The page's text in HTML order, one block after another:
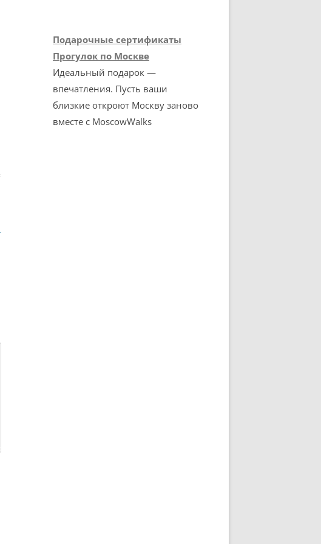
Подарочные сертификаты
Прогулок по Москве
Идеальный подарок —
впечатления. Пусть ваши
близкие откроют Москву заново
вместе с MoscowWalks